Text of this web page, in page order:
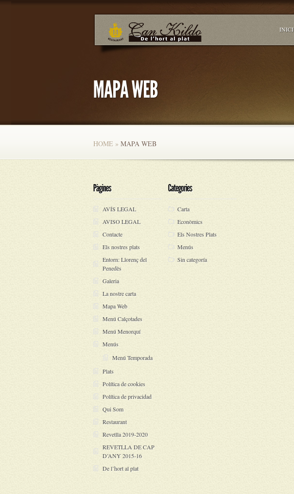
INICI
HOME » MAPA WEB
AVÍS LEGAL
AVISO LEGAL
Contacte
Els nostres plats
Entorn: Llorenç del
Penedès
Galeria
La nostre carta
Mapa Web
Menú Calçotades
Menú Menorquí
Menús
Menú Temporada
Plats
Política de cookies
Política de privacidad
Qui Som
Restaurant
Revetlla 2019-2020
REVETLLA DE CAP
D’ANY 2015-16
De l’hort al plat
Carta
Econòmics
Els Nostres Plats
Menús
Sin categoría